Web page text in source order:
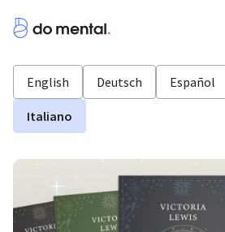
English Deutsch Español
Italiano